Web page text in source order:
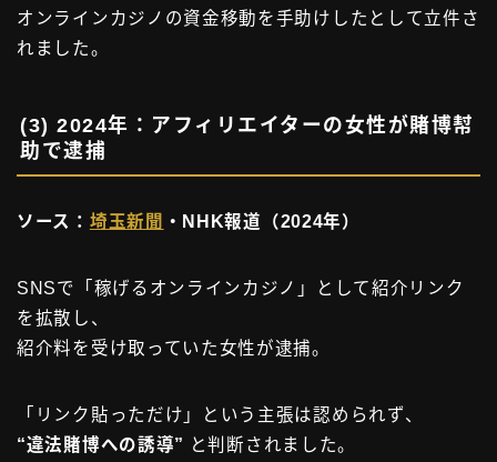
オンラインカジノの資金移動を手助けしたとして立件さ
れました。
(3) 2024年：アフィリエイターの女性が賭博幇
助で逮捕
ソース： 埼玉新聞 ・NHK報道（2024年）
SNSで「稼げるオンラインカジノ」として紹介リンク
を拡散し、
紹介料を受け取っていた女性が逮捕。
「リンク貼っただけ」という主張は認められず、
“違法賭博への誘導” と判断されました。